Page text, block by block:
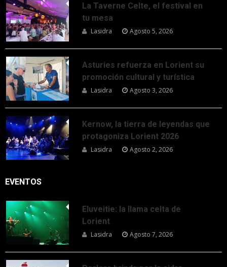
La Taverne Celte, el festival en
tu mesa
Lasidra Agosto 5, 2026
Asturies refuerza en Lorient su
promoción cultural y turística
Lasidra Agosto 3, 2026
Kernow, la tierra de leyendas que
protagoniza Lorient 2026
Lasidra Agosto 2, 2026
EVENTOS
Eluveitie: la llama celta de
Lorient
Lasidra Agosto 7, 2026